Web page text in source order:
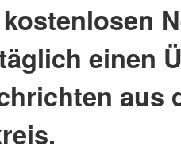
einen
aus